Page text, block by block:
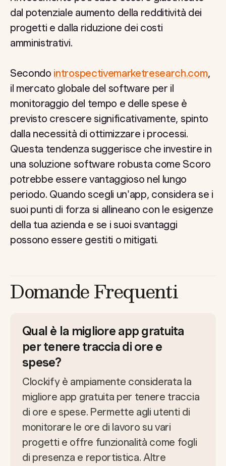
dal potenziale aumento della redditività dei
progetti e dalla riduzione dei costi
amministrativi.
Secondo introspectivemarketresearch.com,
il mercato globale del software per il
monitoraggio del tempo e delle spese è
previsto crescere significativamente, spinto
dalla necessità di ottimizzare i processi.
Questa tendenza suggerisce che investire in
una soluzione software robusta come Scoro
potrebbe essere vantaggioso nel lungo
periodo. Quando scegli un'app, considera se i
suoi punti di forza si allineano con le esigenze
della tua azienda e se i suoi svantaggi
possono essere gestiti o mitigati.
Domande Frequenti
Qual è la migliore app gratuita
per tenere traccia di ore e
spese?
Clockify è ampiamente considerata la
migliore app gratuita per tenere traccia
di ore e spese. Permette agli utenti di
monitorare le ore di lavoro su vari
progetti e offre funzionalità come fogli
di presenza e reportistica. Altre